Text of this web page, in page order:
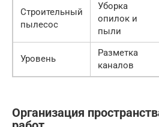
Строительный
пылесос
Уборка
опилок и
пыли
Уровень
Разметка
каналов
Организация